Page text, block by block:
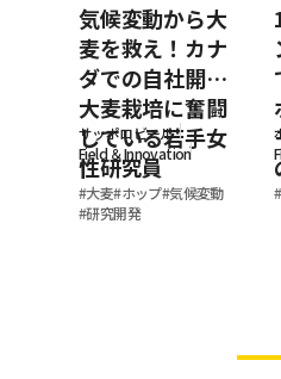
気候変動から大
麦を救え！カナ
ダでの自社開発
大麦栽培に奮闘
している若手女
性研究員
サッポロビール
Field ＆Innovation
#大麦#ホップ#気候変動
#研究開発
#